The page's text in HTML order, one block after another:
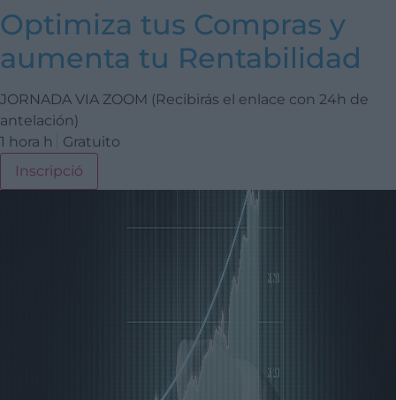
Optimiza tus Compras y
aumenta tu Rentabilidad
JORNADA VIA ZOOM (Recibirás el enlace con 24h de
antelación)
1 hora h
Gratuito
Inscripció